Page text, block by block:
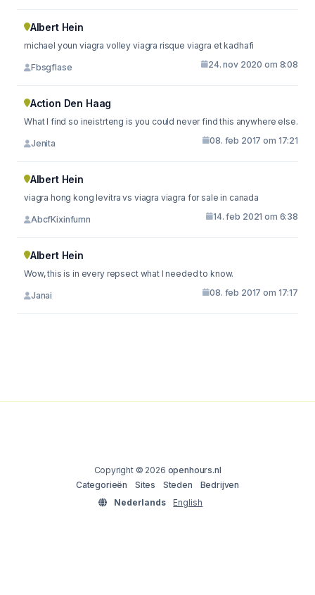
Albert Hein
michael youn viagra volley viagra risque viagra et kadhafi
Fbsgflase 24. nov 2020 om 8:08
Action Den Haag
What I find so ineistrteng is you could never find this anywhere else.
Jenita 08. feb 2017 om 17:21
Albert Hein
viagra hong kong levitra vs viagra viagra for sale in canada
AbcfKixinfumn 14. feb 2021 om 6:38
Albert Hein
Wow, this is in every repsect what I needed to know.
Janai 08. feb 2017 om 17:17
Copyright © 2026 openhours.nl
Categorieën
Sites Steden
Bedrijven
Nederlands
English